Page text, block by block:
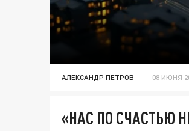
АЛЕКСАНДР ПЕТРОВ 08 ИЮНЯ
«НАС ПО СЧАСТЬЮ